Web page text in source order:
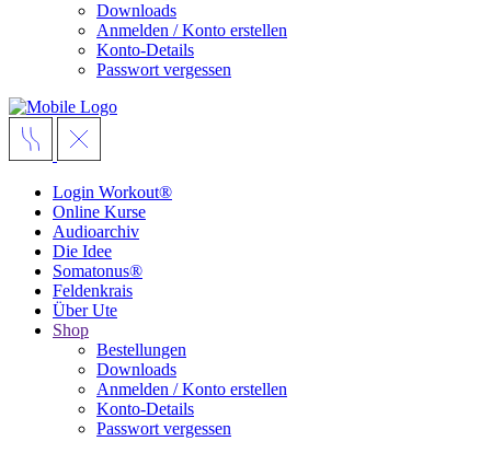
Downloads
Anmelden / Konto erstellen
Konto-Details
Passwort vergessen
Login Workout®
Online Kurse
Audioarchiv
Die Idee
Somatonus®
Feldenkrais
Über Ute
Shop
Bestellungen
Downloads
Anmelden / Konto erstellen
Konto-Details
Passwort vergessen